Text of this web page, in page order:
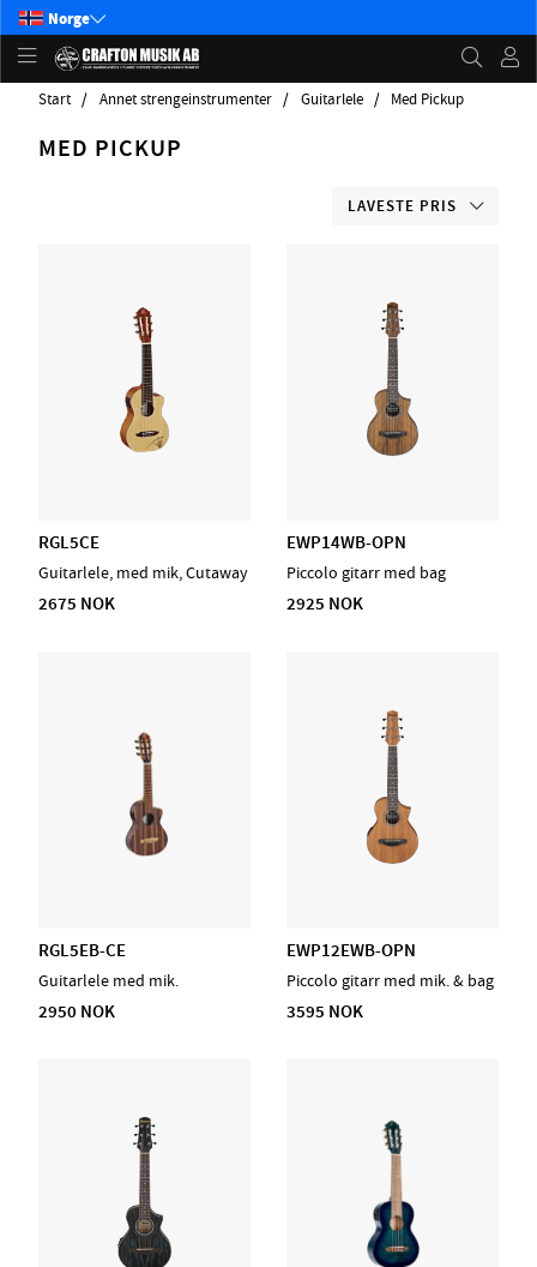
Norge
Start Annet strengeinstrumenter Guitarlele Med Pickup
MED PICKUP
LAVESTE PRIS
RGL5CE
Guitarlele, med mik, Cutaway
2675 NOK
EWP14WB-OPN
Piccolo gitarr med bag
2925 NOK
RGL5EB-CE
Guitarlele med mik.
2950 NOK
EWP12EWB-OPN
Piccolo gitarr med mik. & bag
3595 NOK